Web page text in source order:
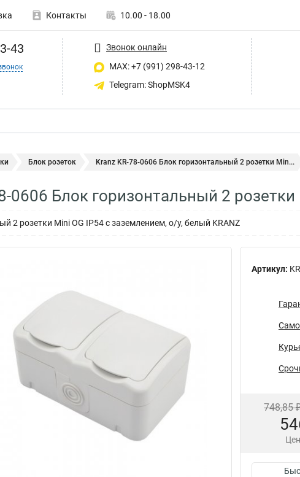
Контакты 10.00 - 18.00
43
Звонок онлайн
MAX: +7 (991) 298-43-12
Telegram: ShopMSK4
Блок розеток Kranz KR-78-0606 Блок горизонтальный 2 розетки Min...
0606 Блок горизонтальный 2 розетки
2 розетки Mini OG IP54 с заземлением, о/у, белый KRANZ
Артикул:
748,85